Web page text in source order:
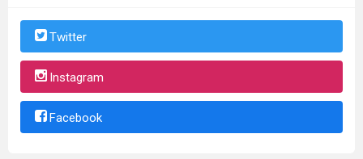
Twitter
Instagram
Facebook